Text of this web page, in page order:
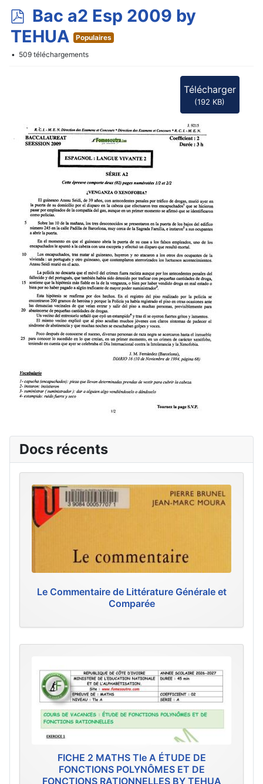
p
d
f
Bac a2 Esp 2009 by
TEHUA
Populaires
509 téléchargements
Télécharger
(192 KB)
Docs récents
Le Commentaire de Littérature Générale et
Comparée
FICHE 2 MATHS Tle A ÉTUDE DE
FONCTIONS POLYNÔMES ET DE
FONCTIONS RATIONNELLES BY TEHUA